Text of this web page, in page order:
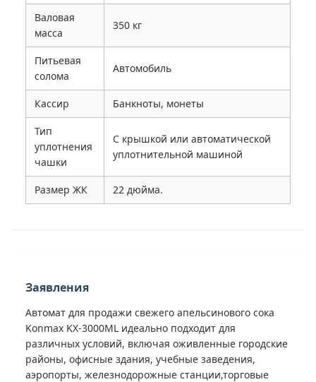
Валовая
масса
350 кг
Питьевая
солома
Автомобиль
Кассир Банкноты, монеты
Тип
уплотнения
чашки
С крышкой или автоматической
уплотнительной машиной
Размер ЖК 22 дюйма.
Заявления
Автомат для продажи свежего апельсинового сока
Konmax KX-3000ML идеально подходит для
различных условий, включая оживленные городские
районы, офисные здания, учебные заведения,
аэропорты, железнодорожные станции,торговые